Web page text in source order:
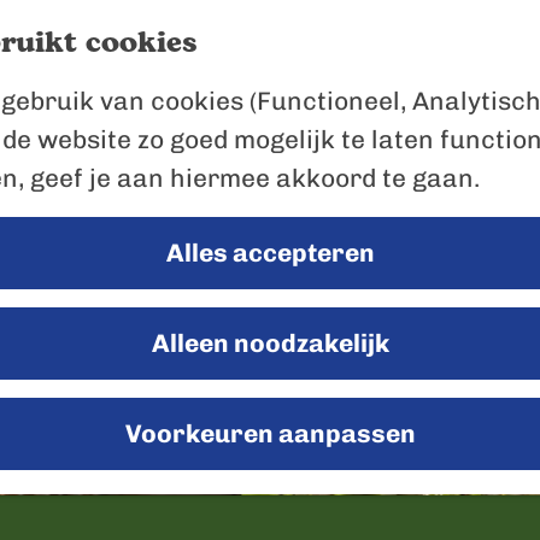
cookies
van cookies (Functioneel,
website zo goed mogelijk te laten
geef je aan hiermee akkoord te gaan.
Alles accepteren
Alleen noodzakelijk
Voorkeuren aanpassen